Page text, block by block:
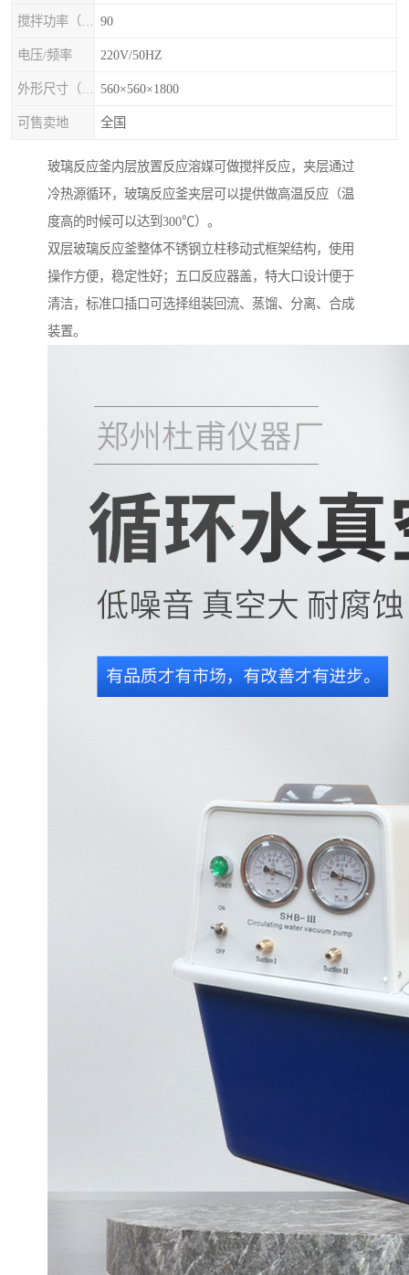
90
电压/频率 220V/50HZ
560×560×1800
可售卖地 全国
玻璃反应釜内层放置反应溶媒可做搅拌反应，夹层通过
冷热源循环，玻璃反应釜夹层可以提供做高温反应（温
度高的时候可以达到300℃）。
双层玻璃反应釜整体不锈钢立柱移动式框架结构，使用
操作方便，稳定性好；五口反应器盖，特大口设计便于
清洁，标准口插口可选择组装回流、蒸馏、分离、合成
装置。